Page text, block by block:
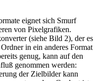
eignet sich Smurf
von Pixelgrafiken.
(siehe Bild 2), der es
in ein anderes Format
genug, kann auf den
genommen werden:
der Zielbilder kann